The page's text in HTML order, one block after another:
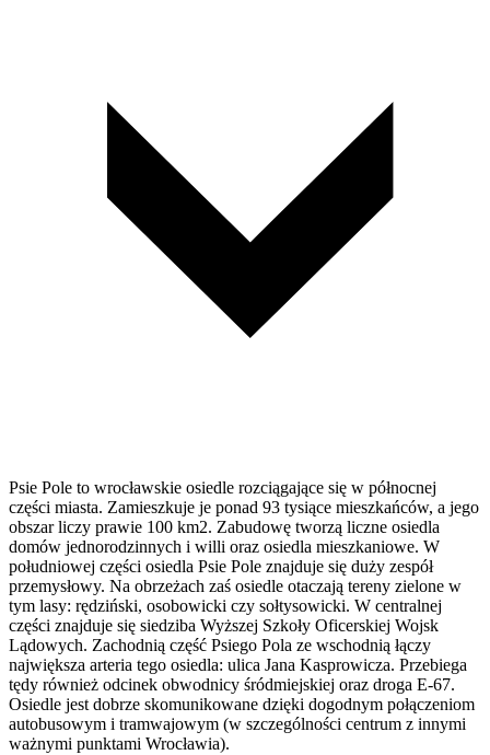
Psie Pole to wrocławskie osiedle rozciągające się w północnej
części miasta. Zamieszkuje je ponad 93 tysiące mieszkańców, a jego
obszar liczy prawie 100 km2. Zabudowę tworzą liczne osiedla
domów jednorodzinnych i willi oraz osiedla mieszkaniowe. W
południowej części osiedla Psie Pole znajduje się duży zespół
przemysłowy. Na obrzeżach zaś osiedle otaczają tereny zielone w
tym lasy: rędziński, osobowicki czy sołtysowicki. W centralnej
części znajduje się siedziba Wyższej Szkoły Oficerskiej Wojsk
Lądowych. Zachodnią część Psiego Pola ze wschodnią łączy
największa arteria tego osiedla: ulica Jana Kasprowicza. Przebiega
tędy również odcinek obwodnicy śródmiejskiej oraz droga E-67.
Osiedle jest dobrze skomunikowane dzięki dogodnym połączeniom
autobusowym i tramwajowym (w szczególności centrum z innymi
ważnymi punktami Wrocławia).